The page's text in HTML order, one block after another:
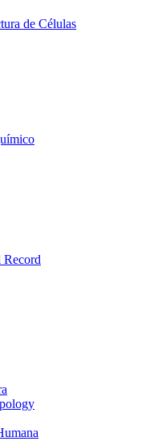
de Células
Record